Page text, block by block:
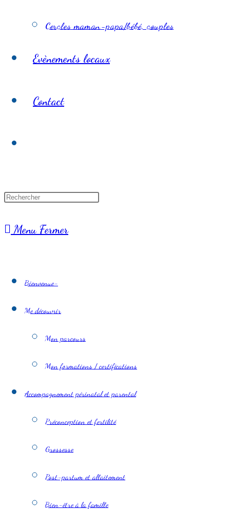
Cercles maman-papa/bébé, couples
Evènements locaux
Contact
search
Menu Fermer
Bienvenue-
Me découvrir
Mon parcours
Mon formations / certifications
Accompagnement périnatal et parental
Préconception et fertilité
Grossesse
Post-partum et allaitement
Bien-être à la famille